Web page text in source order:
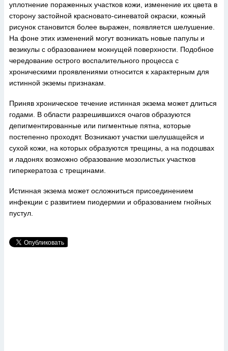
уплотнение пораженных участков кожи, изменение их цвета в
сторону застойной красновато-синеватой окраски, кожный
рисунок становится более выражен, появляется шелушение.
На фоне этих изменений могут возникать новые папулы и
везикулы с образованием мокнущей поверхности. Подобное
чередование острого воспалительного процесса с
хроническими проявлениями относится к характерным для
истинной экземы признакам.
Приняв хроническое течение истинная экзема может длиться
годами. В области разрешившихся очагов образуются
депигментированные или пигментные пятна, которые
постепенно проходят. Возникают участки шелушащейся и
сухой кожи, на которых образуются трещины, а на подошвах
и ладонях возможно образование мозолистых участков
гиперкератоза с трещинами.
Истинная экзема может осложниться присоединением
инфекции с развитием пиодермии и образованием гнойных
пустул.